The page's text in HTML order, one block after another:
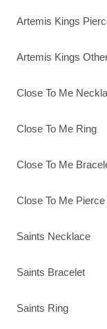
Artemis Kings
Artemis Kings
Close To Me
Close To Me Ring
Close To Me
Close To Me
Saints Necklace
Saints Bracelet
Saints Ring